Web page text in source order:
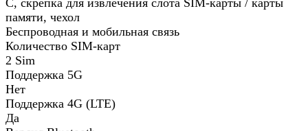
C, скрепка для извлечения слота SIM-карты / карты
памяти, чехол
Беспроводная и мобильная связь
Количество SIM-карт
2 Sim
Поддержка 5G
Нет
Поддержка 4G (LTE)
Да